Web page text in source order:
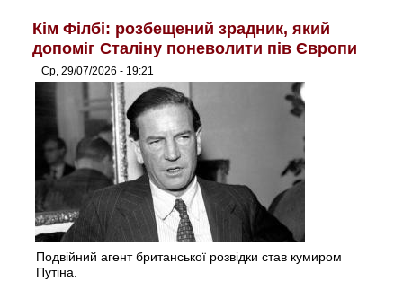
Кім Філбі: розбещений зрадник, який
допоміг Сталіну поневолити пів Європи
Ср, 29/07/2026 - 19:21
Подвійний агент британської розвідки став кумиром
Путіна.